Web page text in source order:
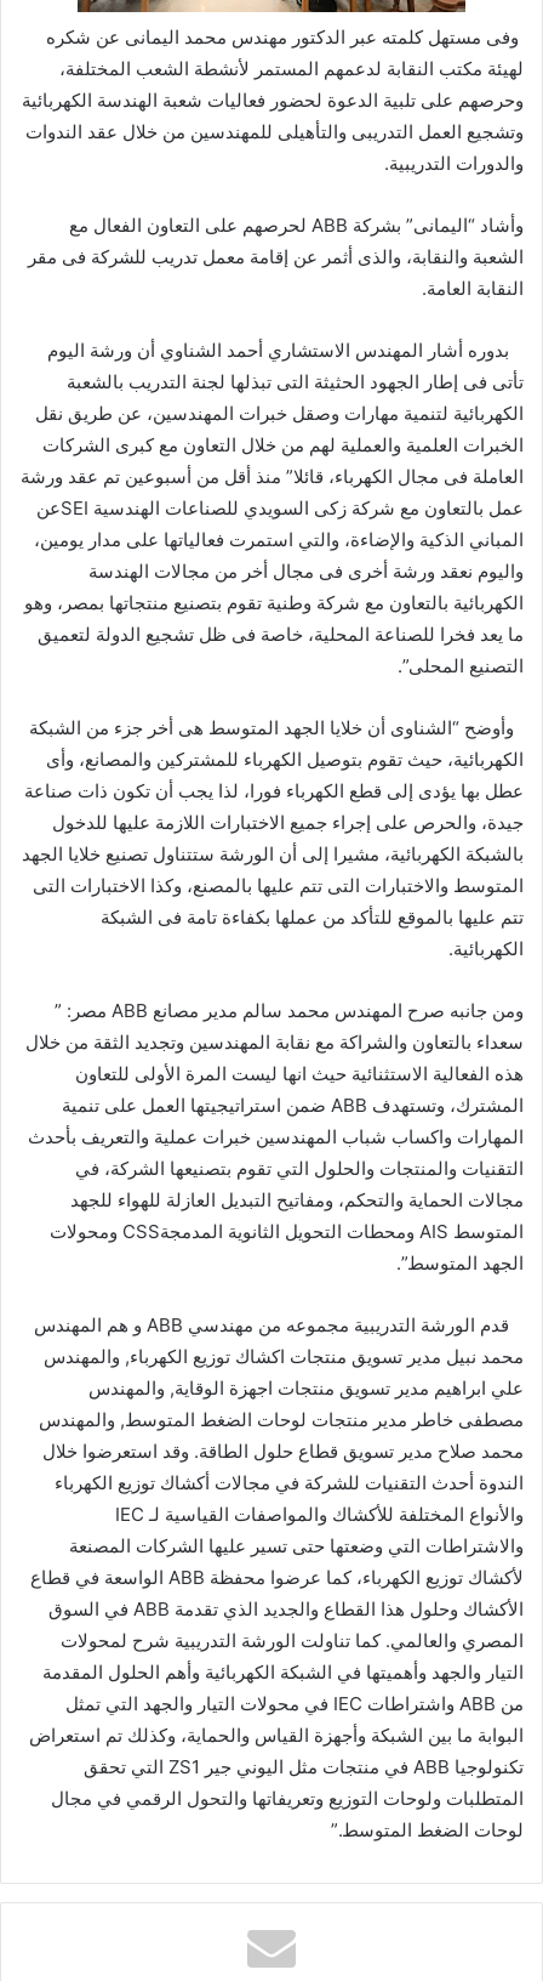
وفى مستهل كلمته عبر الدكتور مهندس محمد اليمانى عن شكره
لهيئة مكتب النقابة لدعمهم المستمر لأنشطة الشعب المختلفة،
وحرصهم على تلبية الدعوة لحضور فعاليات شعبة الهندسة الكهربائية
وتشجيع العمل التدريبى والتأهيلى للمهندسين من خلال عقد الندوات
والدورات التدريبية.
وأشاد “اليمانى” بشركة ABB لحرصهم على التعاون الفعال مع
الشعبة والنقابة، والذى أثمر عن إقامة معمل تدريب للشركة فى مقر
النقابة العامة.
بدوره أشار المهندس الاستشاري أحمد الشناوي أن ورشة اليوم
تأتى فى إطار الجهود الحثيثة التى تبذلها لجنة التدريب بالشعبة
الكهربائية لتنمية مهارات وصقل خبرات المهندسين، عن طريق نقل
الخبرات العلمية والعملية لهم من خلال التعاون مع كبرى الشركات
العاملة فى مجال الكهرباء، قائلا” منذ أقل من أسبوعين تم عقد ورشة
عمل بالتعاون مع شركة زكى السويدي للصناعات الهندسية SEIعن
المباني الذكية والإضاءة، والتي استمرت فعالياتها على مدار يومين،
واليوم نعقد ورشة أخرى فى مجال أخر من مجالات الهندسة
الكهربائية بالتعاون مع شركة وطنية تقوم بتصنيع منتجاتها بمصر، وهو
ما يعد فخرا للصناعة المحلية، خاصة فى ظل تشجيع الدولة لتعميق
التصنيع المحلى”.
وأوضح “الشناوى أن خلايا الجهد المتوسط هى أخر جزء من الشبكة
الكهربائية، حيث تقوم بتوصيل الكهرباء للمشتركين والمصانع، وأى
عطل بها يؤدى إلى قطع الكهرباء فورا، لذا يجب أن تكون ذات صناعة
جيدة، والحرص على إجراء جميع الاختبارات اللازمة عليها للدخول
بالشبكة الكهربائية، مشيرا إلى أن الورشة ستتناول تصنيع خلايا الجهد
المتوسط والاختبارات التى تتم عليها بالمصنع، وكذا الاختبارات التى
تتم عليها بالموقع للتأكد من عملها بكفاءة تامة فى الشبكة
الكهربائية.
ومن جانبه صرح المهندس محمد سالم مدير مصانع ABB مصر: ”
سعداء بالتعاون والشراكة مع نقابة المهندسين وتجديد الثقة من خلال
هذه الفعالية الاستثنائية حيث انها ليست المرة الأولى للتعاون
المشترك، وتستهدف ABB ضمن استراتيجيتها العمل على تنمية
المهارات واكساب شباب المهندسين خبرات عملية والتعريف بأحدث
التقنيات والمنتجات والحلول التي تقوم بتصنيعها الشركة، في
مجالات الحماية والتحكم، ومفاتيح التبديل العازلة للهواء للجهد
المتوسط AIS ومحطات التحويل الثانوية المدمجةCSS ومحولات
الجهد المتوسط”.
قدم الورشة التدريبية مجموعه من مهندسي ABB و هم المهندس
محمد نبيل مدير تسويق منتجات اكشاك توزيع الكهرباء, والمهندس
علي ابراهيم مدير تسويق منتجات اجهزة الوقاية, والمهندس
مصطفى خاطر مدير منتجات لوحات الضغط المتوسط, والمهندس
محمد صلاح مدير تسويق قطاع حلول الطاقة. وقد استعرضوا خلال
الندوة أحدث التقنيات للشركة في مجالات أكشاك توزيع الكهرباء
والأنواع المختلفة للأكشاك والمواصفات القياسية لـ IEC
والاشتراطات التي وضعتها حتى تسير عليها الشركات المصنعة
لأكشاك توزيع الكهرباء، كما عرضوا محفظة ABB الواسعة في قطاع
الأكشاك وحلول هذا القطاع والجديد الذي تقدمة ABB في السوق
المصري والعالمي. كما تناولت الورشة التدريبية شرح لمحولات
التيار والجهد وأهميتها في الشبكة الكهربائية وأهم الحلول المقدمة
من ABB واشتراطات IEC في محولات التيار والجهد التي تمثل
البوابة ما بين الشبكة وأجهزة القياس والحماية، وكذلك تم استعراض
تكنولوجيا ABB في منتجات مثل اليوني جير ZS1 التي تحقق
المتطلبات ولوحات التوزيع وتعريفاتها والتحول الرقمي في مجال
لوحات الضغط المتوسط.”